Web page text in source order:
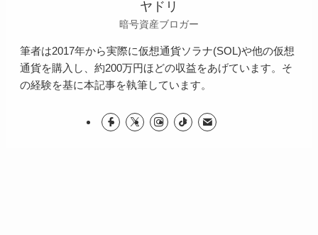
ヤドリ
暗号資産ブロガー
筆者は2017年から実際に仮想通貨ソラナ(SOL)や他の仮想
通貨を購入し、約200万円ほどの収益をあげています。そ
の経験を基に本記事を執筆しています。